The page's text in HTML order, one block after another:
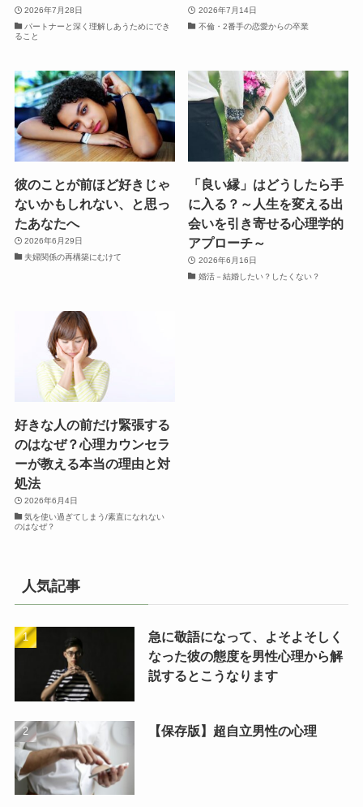
2026年7月28日
パートナーと深く理解しあうためにでき
ること
2026年7月14日
不倫・2番手の恋愛からの卒業
彼のことが前ほど好きじゃ
ないかもしれない、と思っ
たあなたへ
2026年6月29日
夫婦関係の再構築にむけて
「良い縁」はどうしたら手
に入る？～人生を変える出
会いを引き寄せる心理学的
アプローチ～
2026年6月16日
婚活－結婚したい？したくない？
好きな人の前だけ緊張する
のはなぜ？心理カウンセラ
ーが教える本当の理由と対
処法
2026年6月4日
気を使い過ぎてしまう/素直になれない
のはなぜ？
人気記事
急に敬語になって、よそよそしく
なった彼の態度を男性心理から解
説するとこうなります
【保存版】超自立男性の心理